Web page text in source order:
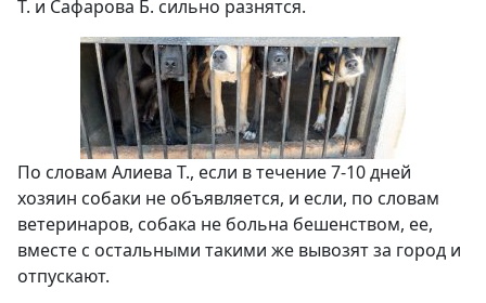
Т. и Сафарова Б. сильно разнятся.
По словам Алиева Т., если в течение 7-10 дней
хозяин собаки не объявляется, и если, по словам
ветеринаров, собака не больна бешенством, ее,
вместе с остальными такими же вывозят за город и
отпускают.